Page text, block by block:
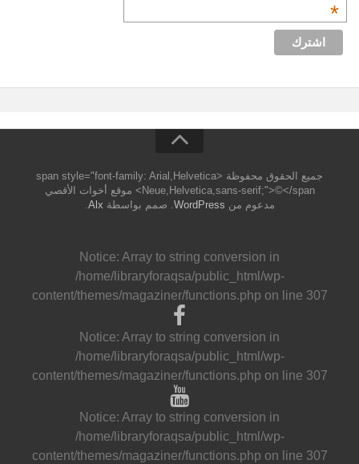
*
جميع الحقوق محفوظة <span style="font-family: Arial,Helvetica
Neue,Helvetica,sans-serif;">©</span> موقع أخوات الأقصي
مدعوم من WordPress. صمم بواسطة Alx
.
Notice: Array to string conversion in
/home/libraryforaqsa/public_html/wp-
content/themes/magaziner/functions.php on line 307
Notice: Array to string conversion in
/home/libraryforaqsa/public_html/wp-
content/themes/magaziner/functions.php on line 307
Notice: Array to string conversion in
/home/libraryforaqsa/public_html/wp-
content/themes/magaziner/functions.php on line 307